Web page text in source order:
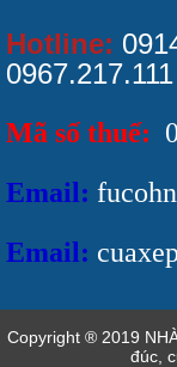
Hotline:
0967.217.111
Mã số thuế:
Email:
Email:
Copyright ® 2019
đúc,